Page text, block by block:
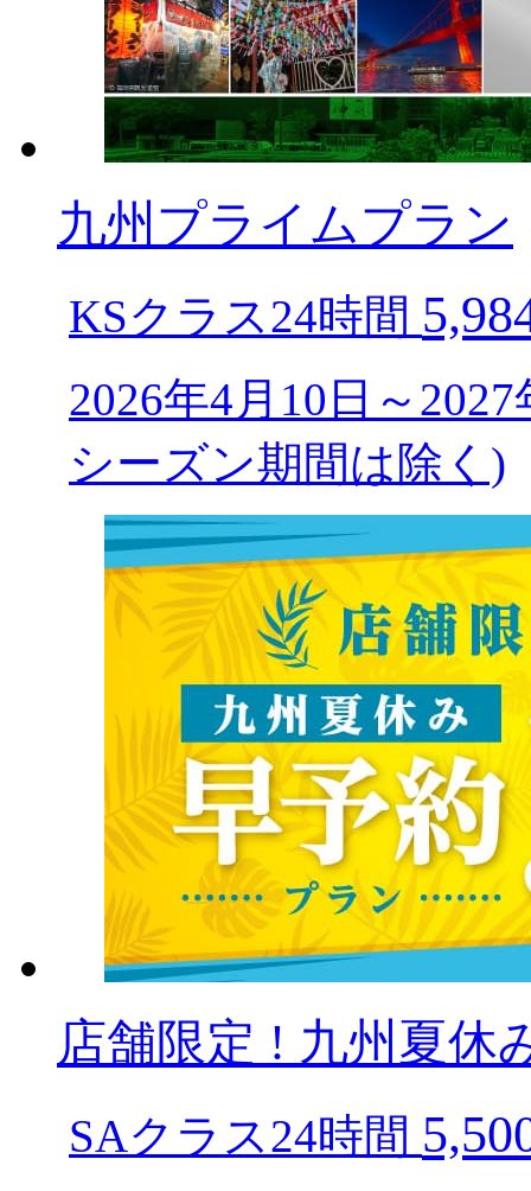
九州プライムプラン
KSクラス24時間
2026年4月10日～
シーズン期間は除く)
店舗限定 ! 九州夏休
SAクラス24時間